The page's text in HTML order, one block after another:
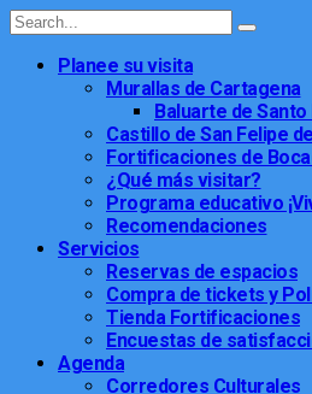
Planee su visita
Murallas de Cartagena
Baluarte de
Castillo de San Felipe
Fortificaciones de
¿Qué más visitar?
Programa educativo
Recomendaciones
Servicios
Reservas de espacios
Compra de tickets y
Tienda Fortificaciones
Encuestas de
Agenda
Corredores Culturales